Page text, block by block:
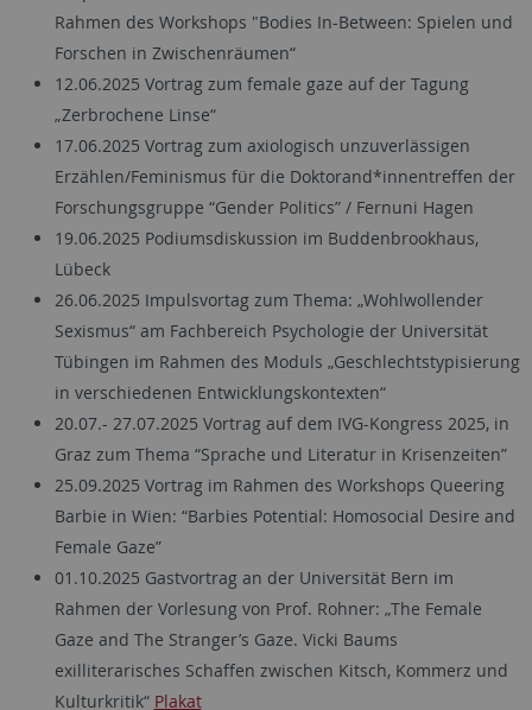
Rahmen des Workshops "Bodies In-Between: Spielen und
Forschen in Zwischenräumen“
12.06.2025 Vortrag zum female gaze auf der Tagung
„Zerbrochene Linse“
17.06.2025 Vortrag zum axiologisch unzuverlässigen
Erzählen/Feminismus für die Doktorand*innentreffen der
Forschungsgruppe “Gender Politics” / Fernuni Hagen
19.06.2025 Podiumsdiskussion im Buddenbrookhaus,
Lübeck
26.06.2025 Impulsvortag zum Thema: „Wohlwollender
Sexismus“ am Fachbereich Psychologie der Universität
Tübingen im Rahmen des Moduls „Geschlechtstypisierung
in verschiedenen Entwicklungskontexten“
20.07.- 27.07.2025 Vortrag auf dem IVG-Kongress 2025, in
Graz zum Thema “Sprache und Literatur in Krisenzeiten”
25.09.2025 Vortrag im Rahmen des Workshops Queering
Barbie in Wien: “Barbies Potential: Homosocial Desire and
Female Gaze”
01.10.2025 Gastvortrag an der Universität Bern im
Rahmen der Vorlesung von Prof. Rohner: „The Female
Gaze and The Stranger’s Gaze. Vicki Baums
exilliterarisches Schaffen zwischen Kitsch, Kommerz und
Kulturkritik“ Plakat